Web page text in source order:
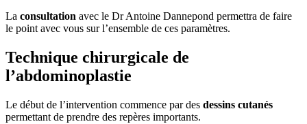
La consultation avec le Dr Antoine Dannepond permettra de faire
le point avec vous sur l’ensemble de ces paramètres.
Technique chirurgicale de
l’abdominoplastie
Le début de l’intervention commence par des dessins cutanés
permettant de prendre des repères importants.